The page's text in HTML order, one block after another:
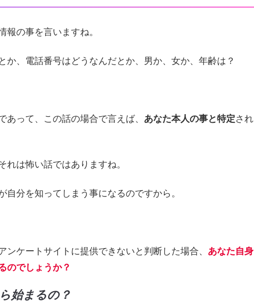
報の事を言いますね。
か、電話番号はどうなんだとか、男か、女か、年齢は？
って、この話の場合で言えば、 あなた本人の事と特定され
れは怖い話ではありますね。
分を知ってしまう事になるのですから。
ケートサイトに提供できないと判断した場合、 あなた自身
のでしょうか？
始まるの？